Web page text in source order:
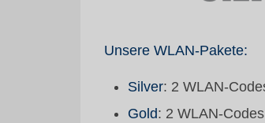
Unsere WLAN-Pakete:
Silver: 2 WLAN-
Gold: 2 WLAN-